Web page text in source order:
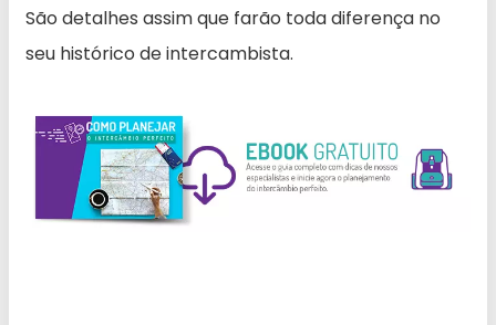
São detalhes assim que farão toda diferença no
seu histórico de intercambista.